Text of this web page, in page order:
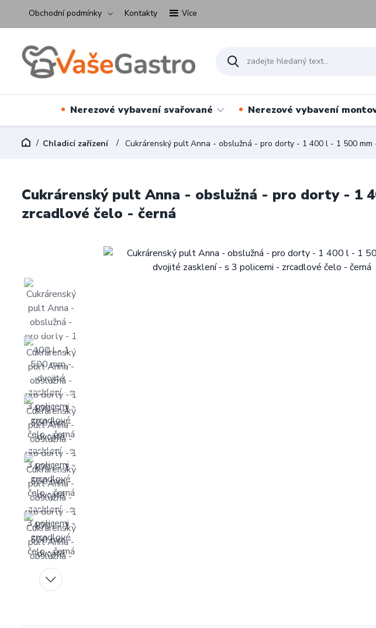
Obchodní podmínky Kontakty Více
Nerezové vybavení svařované Nerezové vybavení
Chladicí zařízení Cukrárenský pult Anna - obslužná - pro dorty - 1 400 l - 1 500
Cukrárenský pult Anna - obslužná - pro dorty - 1
zrcadlové čelo - černá